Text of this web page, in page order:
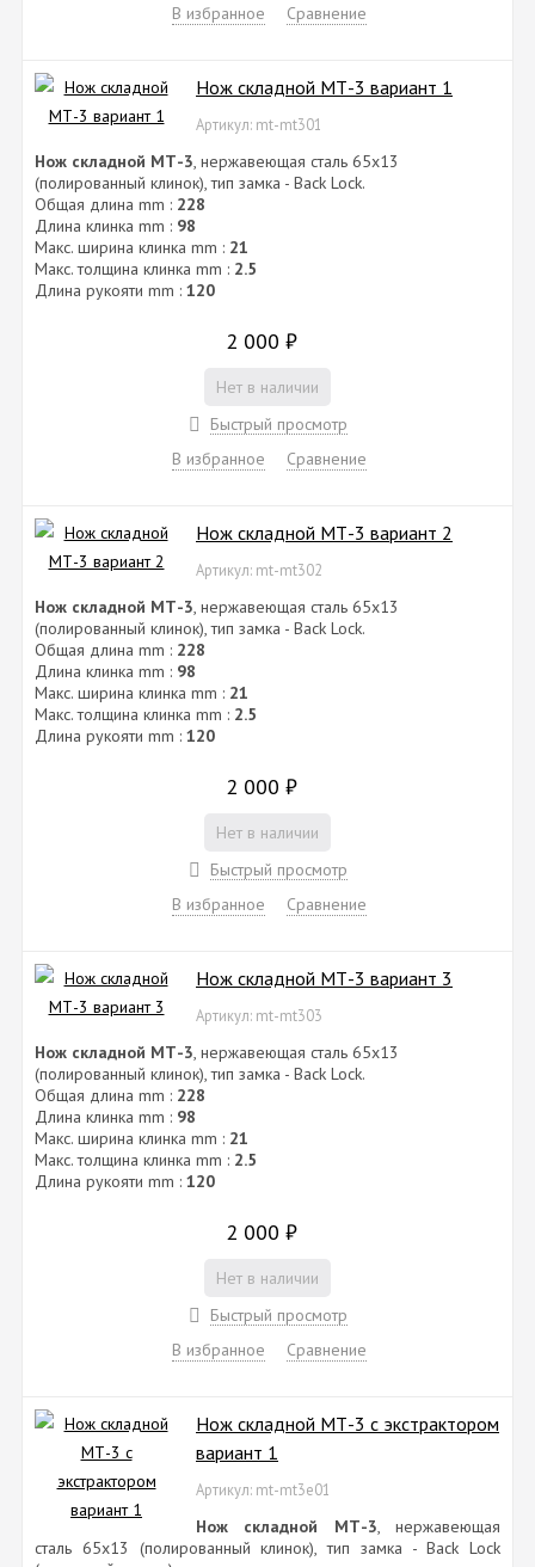
В избранное
Сравнение
Нож складной МТ-3 вариант 1
Артикул: mt-mt301
Нож складной МТ-3, нержавеющая сталь 65х13
(полированный клинок), тип замка - Back Lock.
Общая длина mm : 228
Длина клинка mm : 98
Макс. ширина клинка mm : 21
Макс. толщина клинка mm : 2.5
Длина рукояти mm : 120
2 000 ₽
Нет в наличии
Быстрый просмотр
В избранное
Сравнение
Нож складной МТ-3 вариант 2
Артикул: mt-mt302
Нож складной МТ-3, нержавеющая сталь 65х13
(полированный клинок), тип замка - Back Lock.
Общая длина mm : 228
Длина клинка mm : 98
Макс. ширина клинка mm : 21
Макс. толщина клинка mm : 2.5
Длина рукояти mm : 120
2 000 ₽
Нет в наличии
Быстрый просмотр
В избранное
Сравнение
Нож складной МТ-3 вариант 3
Артикул: mt-mt303
Нож складной МТ-3, нержавеющая сталь 65х13
(полированный клинок), тип замка - Back Lock.
Общая длина mm : 228
Длина клинка mm : 98
Макс. ширина клинка mm : 21
Макс. толщина клинка mm : 2.5
Длина рукояти mm : 120
2 000 ₽
Нет в наличии
Быстрый просмотр
В избранное
Сравнение
Нож складной МТ-3 с экстрактором
вариант 1
Артикул: mt-mt3e01
Нож складной МТ-3, нержавеющая
сталь 65х13 (полированный клинок), тип замка - Back Lock